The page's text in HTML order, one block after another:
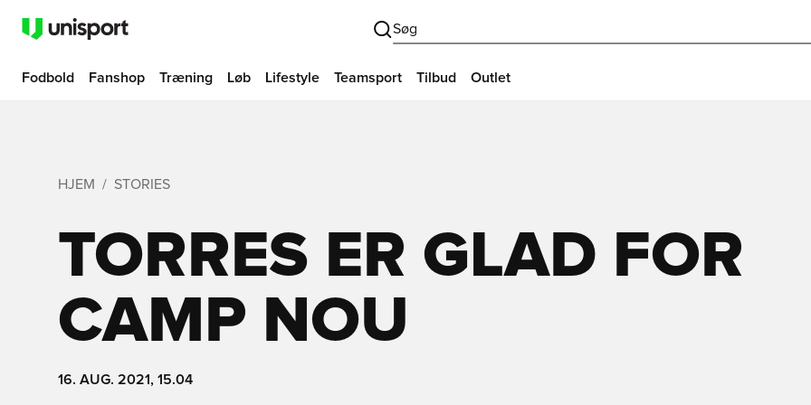
Søg
Fodbold Fanshop Træning Løb Lifestyle Teamsport Tilbud Outlet
HJEM STORIES
TORRES ER GLAD FOR
CAMP NOU
16. AUG. 2021, 15.04